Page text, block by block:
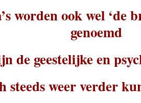
worden ook wel ‘de
genoemd
de geestelijke en
steeds weer verder